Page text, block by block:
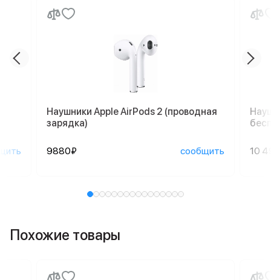
Наушники Apple AirPods 2 (проводная
зарядка)
9880₽ сообщить 10
Похожие товары